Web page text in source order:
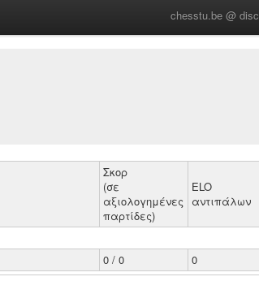
chesstu.be @
Σκορ
(σε
αξιολογημένες
παρτίδες)
ELO
αντιπάλων
0 / 0 0